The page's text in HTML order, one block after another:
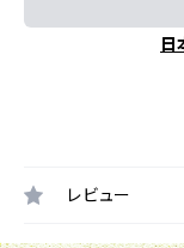
日
レビュー